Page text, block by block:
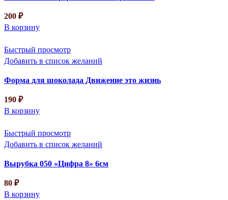
200 ₽
В корзину
Быстрый просмотр
Добавить в список желаний
Форма для шоколада Движение это жизнь
190 ₽
В корзину
Быстрый просмотр
Добавить в список желаний
Вырубка 050 «Цифра 8» 6см
80 ₽
В корзину